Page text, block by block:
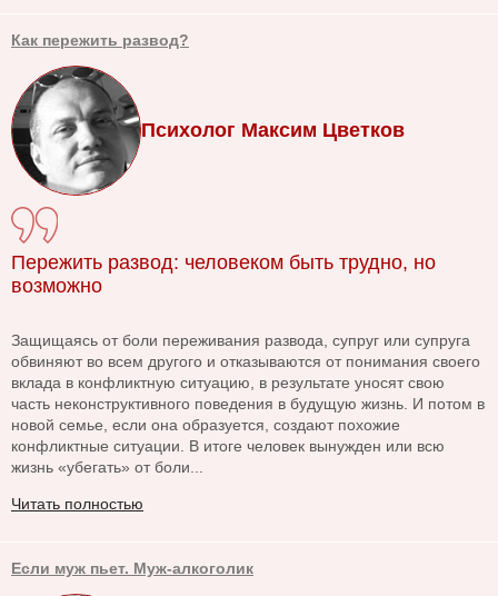
Как пережить развод?
Психолог Максим Цветков
Пережить развод: человеком быть трудно, но
возможно
Защищаясь от боли переживания развода, супруг или супруга
обвиняют во всем другого и отказываются от понимания своего
вклада в конфликтную ситуацию, в результате уносят свою
часть неконструктивного поведения в будущую жизнь. И потом в
новой семье, если она образуется, создают похожие
конфликтные ситуации. В итоге человек вынужден или всю
жизнь «убегать» от боли...
Читать полностью
Если муж пьет. Муж-алкоголик